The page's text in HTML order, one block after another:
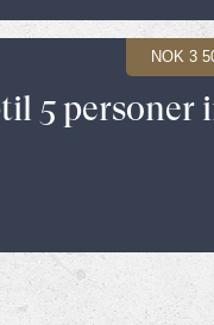
5 personer
NOK 3